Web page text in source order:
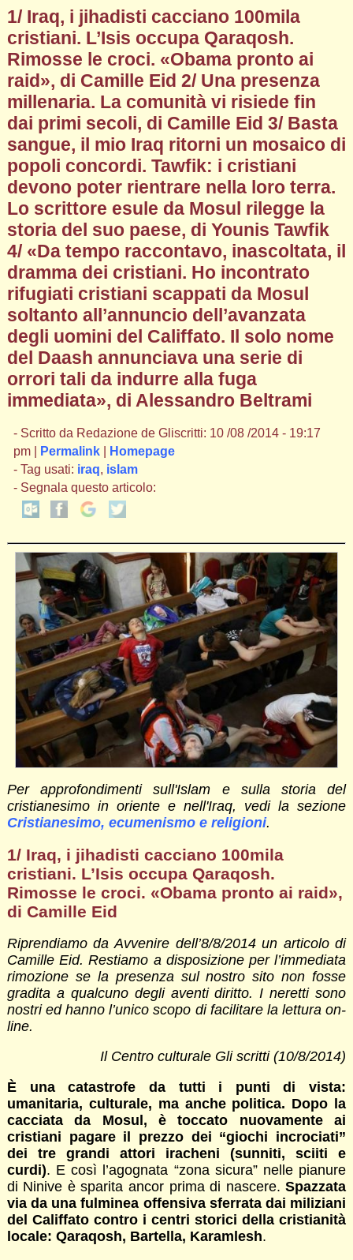
1/ Iraq, i jihadisti cacciano 100mila
cristiani. L’Isis occupa Qaraqosh.
Rimosse le croci. «Obama pronto ai
raid», di Camille Eid 2/ Una presenza
millenaria. La comunità vi risiede fin
dai primi secoli, di Camille Eid 3/ Basta
sangue, il mio Iraq ritorni un mosaico di
popoli concordi. Tawfik: i cristiani
devono poter rientrare nella loro terra.
Lo scrittore esule da Mosul rilegge la
storia del suo paese, di Younis Tawfik
4/ «Da tempo raccontavo, inascoltata, il
dramma dei cristiani. Ho incontrato
rifugiati cristiani scappati da Mosul
soltanto all’annuncio dell’avanzata
degli uomini del Califfato. Il solo nome
del Daash annunciava una serie di
orrori tali da indurre alla fuga
immediata», di Alessandro Beltrami
- Scritto da Redazione de Gliscritti: 10 /08 /2014 - 19:17
pm |
Permalink|
Homepage
- Tag usati: iraq, islam
- Segnala questo articolo:
Per approfondimenti sull'Islam e sulla storia del
cristianesimo in oriente e nell'Iraq, vedi la sezione
Cristianesimo, ecumenismo e religioni.
1/ Iraq, i jihadisti cacciano 100mila
cristiani. L’Isis occupa Qaraqosh.
Rimosse le croci. «Obama pronto ai raid»,
di Camille Eid
Riprendiamo da Avvenire dell’8/8/2014 un articolo di
Camille Eid. Restiamo a disposizione per l’immediata
rimozione se la presenza sul nostro sito non fosse
gradita a qualcuno degli aventi diritto. I neretti sono
nostri ed hanno l’unico scopo di facilitare la lettura on-
line.
Il Centro culturale Gli scritti (10/8/2014)
È una catastrofe da tutti i punti di vista:
umanitaria, culturale, ma anche politica. Dopo la
cacciata da Mosul, è toccato nuovamente ai
cristiani pagare il prezzo dei “giochi incrociati”
dei tre grandi attori iracheni (sunniti, sciiti e
curdi). E così l’agognata “zona sicura” nelle pianure
di Ninive è sparita ancor prima di nascere.Spazzata
via da una fulminea offensiva sferrata dai miliziani
del Califfato contro i centri storici della cristianità
locale: Qaraqosh, Bartella, Karamlesh.